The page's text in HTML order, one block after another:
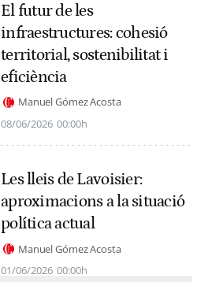
El futur de les
infraestructures: cohesió
territorial, sostenibilitat i
eficiència
Manuel Gómez Acosta
08/06/2026 00:00h
Les lleis de Lavoisier:
aproximacions a la situació
política actual
Manuel Gómez Acosta
01/06/2026 00:00h